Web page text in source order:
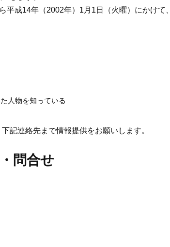
成14年（2002年）1月1日（火曜）にかけて、
人物を知っている
記連絡先まで情報提供をお願いします。
問合せ